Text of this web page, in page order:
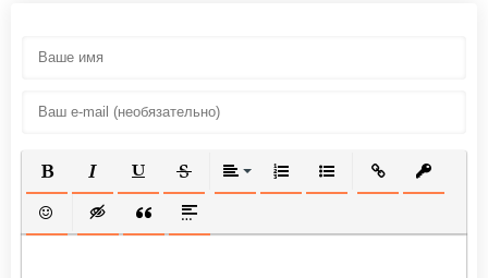
ПОЛУЖИРНЫЙ
КУРСИВПОДЧЕРКНУТЫЙ
ЗАЧЕРКНУТЫЙВЫРАВНИВАНИЕ
НУМЕРОВАННЫЙ СПИСОК
МАРКИРОВАННЫЙ
ВСТАВИТЬ
ВСТАВИТЬ СМАЙЛИК
ВСТАВКА СКРЫТОГО ТЕКСТА
ВСТАВКА ЦИТАТЫ
ВСТАВКА СПОЙЛЕРА